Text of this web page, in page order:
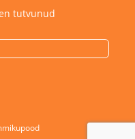
tutvunud